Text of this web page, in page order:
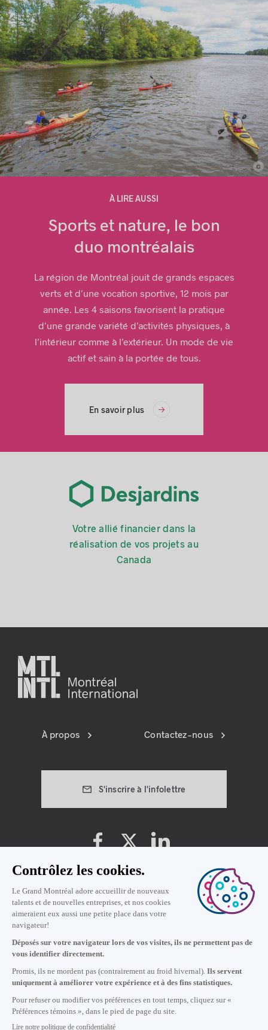
c
À LIRE AUSSI
Sports et nature, le bon
duo montréalais
La région de Montréal jouit de grands espaces
verts et d’une vocation sportive, 12 mois par
année. Les 4 saisons favorisent la pratique
d’une grande variété d’activités physiques, à
l’intérieur comme à l’extérieur. Un mode de vie
actif et sain à la portée de tous.
En savoir plus
Votre allié financier dans la
réalisation de vos projets au
Canada
S'inscrire à l'infolettre
À propos Contactez-nous
Préférences témoins
Politique de vie privée
11h00
à Montréal